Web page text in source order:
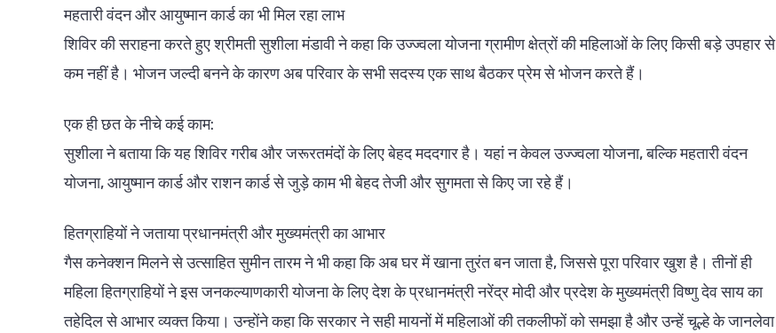
महतारी वंदन और आयुष्मान कार्ड का भी मिल रहा लाभ
शिविर की सराहना करते हुए श्रीमती सुशीला मंडावी ने कहा कि उज्ज्वला योजना ग्रामीण क्षेत्रों की महिलाओं के लिए किसी बड़े उपहार से
कम नहीं है। भोजन जल्दी बनने के कारण अब परिवार के सभी सदस्य एक साथ बैठकर प्रेम से भोजन करते हैं।
एक ही छत के नीचे कई काम:
सुशीला ने बताया कि यह शिविर गरीब और जरूरतमंदों के लिए बेहद मददगार है। यहां न केवल उज्ज्वला योजना, बल्कि महतारी वंदन
योजना, आयुष्मान कार्ड और राशन कार्ड से जुड़े काम भी बेहद तेजी और सुगमता से किए जा रहे हैं।
हितग्राहियों ने जताया प्रधानमंत्री और मुख्यमंत्री का आभार
गैस कनेक्शन मिलने से उत्साहित सुमीन तारम ने भी कहा कि अब घर में खाना तुरंत बन जाता है, जिससे पूरा परिवार खुश है। तीनों ही
महिला हितग्राहियों ने इस जनकल्याणकारी योजना के लिए देश के प्रधानमंत्री नरेंद्र मोदी और प्रदेश के मुख्यमंत्री विष्णु देव साय का
तहेदिल से आभार व्यक्त किया। उन्होंने कहा कि सरकार ने सही मायनों में महिलाओं की तकलीफों को समझा है और उन्हें चूल्हे के जानलेवा